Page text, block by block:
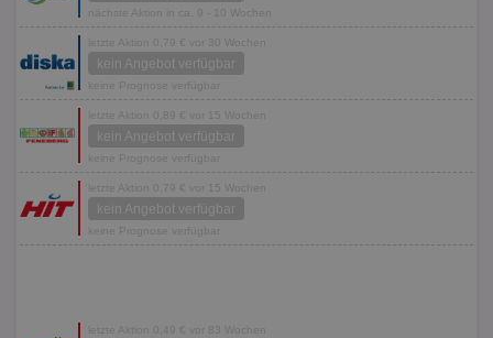
nächste Aktion in ca. 9 - 10 Wochen
letzte Aktion 0,79 € vor 30 Wochen
kein Angebot verfügbar
keine Prognose verfügbar
letzte Aktion 0,89 € vor 15 Wochen
kein Angebot verfügbar
keine Prognose verfügbar
letzte Aktion 0,79 € vor 15 Wochen
kein Angebot verfügbar
keine Prognose verfügbar
letzte Aktion 0,49 € vor 83 Wochen